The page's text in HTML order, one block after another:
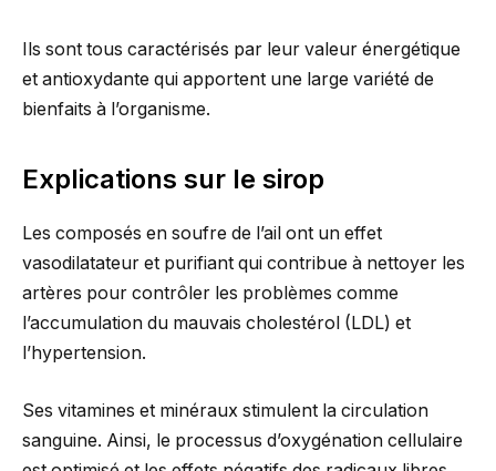
Ils sont tous caractérisés par leur valeur énergétique
et antioxydante qui apportent une large variété de
bienfaits à l’organisme.
Explications sur le sirop
Les composés en soufre de l’ail ont un effet
vasodilatateur et purifiant qui contribue à nettoyer les
artères pour contrôler les problèmes comme
l’accumulation du mauvais cholestérol (LDL) et
l’hypertension.
Ses vitamines et minéraux stimulent la circulation
sanguine. Ainsi, le processus d’oxygénation cellulaire